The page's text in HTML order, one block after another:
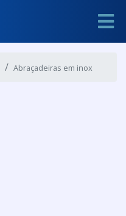
Abraçadeiras em inox